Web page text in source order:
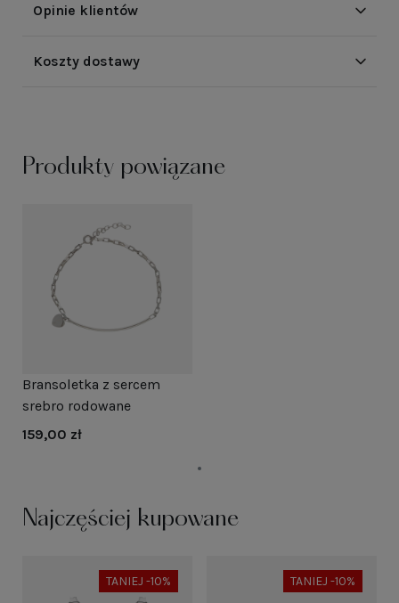
Opinie klientów
Koszty dostawy
Produkty powiązane
Bransoletka z sercem
srebro rodowane
159,00 zł
Najczęściej kupowane
TANIEJ -10% TANIEJ -10%